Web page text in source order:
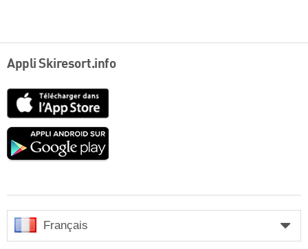
Appli Skiresort.info
Google
Français